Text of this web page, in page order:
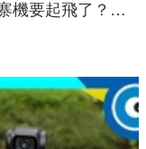
機要起飛了？專